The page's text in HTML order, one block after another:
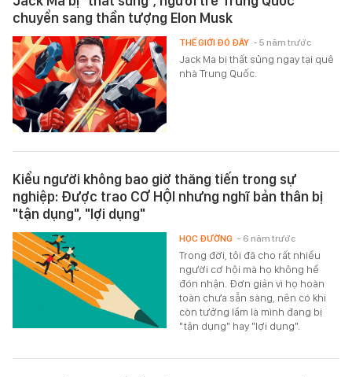
chuyển sang thần tượng Elon Musk
Jack Ma bị thất sủng ngay tại quê
nhà Trung Quốc.
THẾ GIỚI ĐÓ ĐÂY - 5 năm trước
Kiểu người không bao giờ thăng tiến trong sự
nghiệp: Được trao CƠ HỘI nhưng nghĩ bản thân bị
"tận dụng", "lợi dụng"
Trong đời, tôi đã cho rất nhiều
người cơ hội mà họ không hề
đón nhận. Đơn giản vì họ hoàn
toàn chưa sẵn sàng, nên có khi
còn tưởng lầm là mình đang bị
"tận dụng" hay "lợi dụng".
HỌC ĐƯỜNG - 6 năm trước